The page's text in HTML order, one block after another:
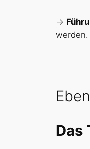
->
werden.
Das